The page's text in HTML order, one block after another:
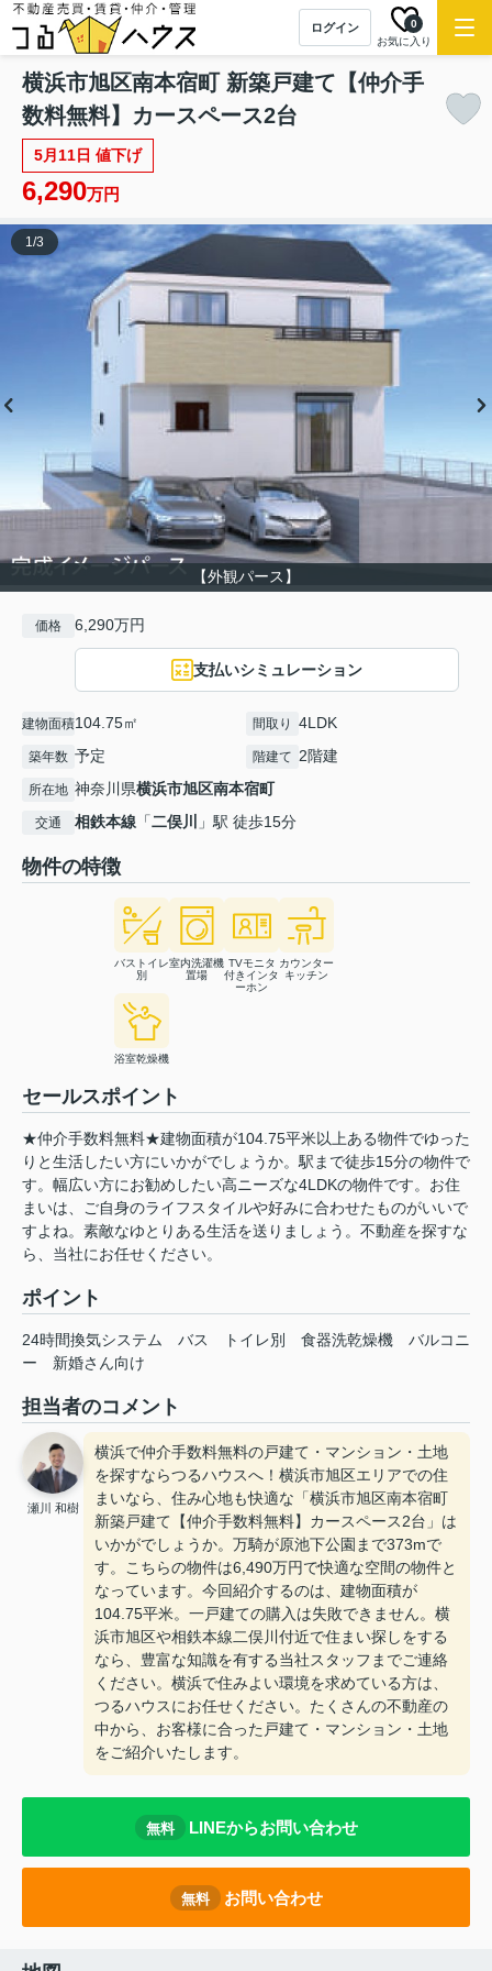
ログイン
お気に入り
0
横浜市旭区南本宿町 新築戸建て【仲介手
数料無料】カースペース2台
5月11日 値下げ
6,290万円
【外観パース】
1/3
価格 6,290万円
支払いシミュレーション
建物面積104.75㎡ 間取り 4LDK
築年数 予定 階建て 2階建
所在地 神奈川県横浜市旭区南本宿町
交通 相鉄本線 「二俣川 」駅 徒歩15分
物件の特徴
バストイレ
別
室内洗濯機
置場
TVモニタ
付きインタ
ーホン
カウンター
キッチン
浴室乾燥機
セールスポイント
★仲介手数料無料★建物面積が104.75平米以上ある物件でゆった
りと生活したい方にいかがでしょうか。駅まで徒歩15分の物件で
す。幅広い方にお勧めしたい高ニーズな4LDKの物件です。お住
まいは、ご自身のライフスタイルや好みに合わせたものがいいで
すよね。素敵なゆとりある生活を送りましょう。不動産を探すな
ら、当社にお任せください。
ポイント
24時間換気システム バス トイレ別 食器洗乾燥機
バルコニ
ー
新婚さん向け
担当者のコメント
瀬川 和樹
横浜で仲介手数料無料の戸建て・マンション・土地
を探すならつるハウスへ！横浜市旭区エリアでの住
まいなら、住み心地も快適な「横浜市旭区南本宿町
新築戸建て【仲介手数料無料】カースペース2台」は
いかがでしょうか。万騎が原池下公園まで373mで
す。こちらの物件は6,490万円で快適な空間の物件と
なっています。今回紹介するのは、建物面積が
104.75平米。一戸建ての購入は失敗できません。横
浜市旭区や相鉄本線二俣川付近で住まい探しをする
なら、豊富な知識を有する当社スタッフまでご連絡
ください。横浜で住みよい環境を求めている方は、
つるハウスにお任せください。たくさんの不動産の
中から、お客様に合った戸建て・マンション・土地
をご紹介いたします。
無料 LINEからお問い合わせ
無料 お問い合わせ